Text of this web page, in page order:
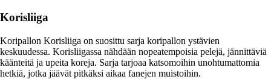
Korisliiga
Koripallon Korisliiga on suosittu sarja koripallon ystävien
keskuudessa. Korisliigassa nähdään nopeatempoisia pelejä, jännittäviä
käänteitä ja upeita koreja. Sarja tarjoaa katsomoihin unohtumattomia
hetkiä, jotka jäävät pitkäksi aikaa fanejen muistoihin.